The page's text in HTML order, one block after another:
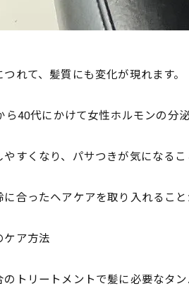
れて、髪質にも変化が現れます。
ら40代にかけて女性ホルモンの分
すくなり、パサつきが気になるこ
合ったヘアケアを取り入れること
ケア方法
トリートメントで髪に必要なタン